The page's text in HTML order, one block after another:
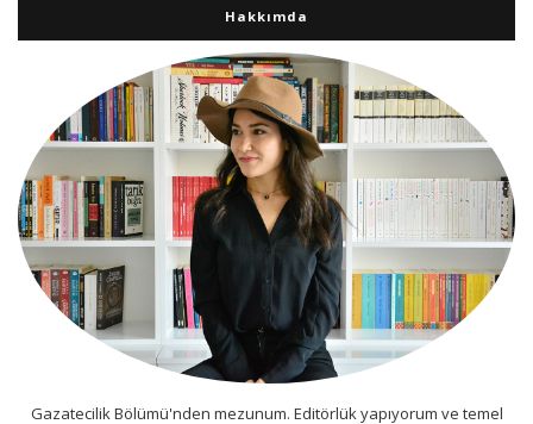
Hakkımda
Gazatecilik Bölümü'nden mezunum. Editörlük yapıyorum ve temel